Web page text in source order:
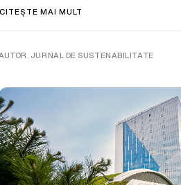
CITEȘTE MAI MULT
JURNAL DE SUSTENABILITATE